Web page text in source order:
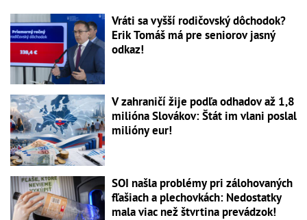
Vráti sa vyšší rodičovský dôchodok?
Erik Tomáš má pre seniorov jasný
odkaz!
V zahraničí žije podľa odhadov až 1,8
milióna Slovákov: Štát im vlani poslal
milióny eur!
SOI našla problémy pri zálohovaných
fľašiach a plechovkách: Nedostatky
mala viac než štvrtina prevádzok!